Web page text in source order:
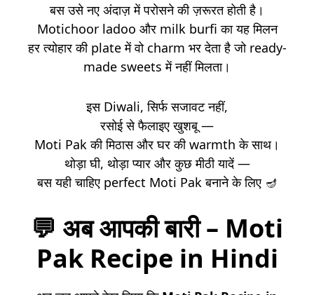
बस उसे नए अंदाज़ में परोसने की ज़रूरत होती है।
Motichoor ladoo और milk burfi का यह मिलन
हर त्योहार की plate में वो charm भर देता है जो ready-
made sweets में नहीं मिलता।
इस Diwali, सिर्फ सजावट नहीं,
रसोई से फैलाइए खुशबू —
Moti Pak की मिठास और घर की warmth के साथ।
थोड़ा घी, थोड़ा प्यार और कुछ मीठी यादें —
बस यही चाहिए perfect Moti Pak बनाने के लिए 🪔
💬 अब आपकी बारी – Moti
Pak Recipe in Hindi